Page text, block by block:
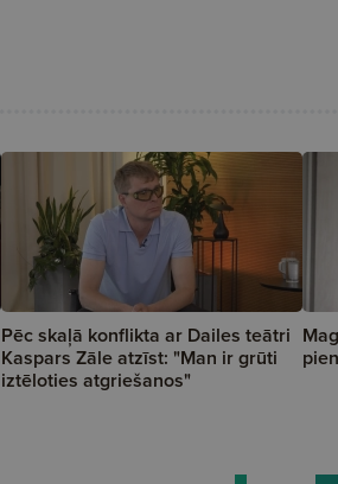
Pēc skaļā konflikta ar Dailes teātri
Kaspars Zāle atzīst: "Man ir grūti
iztēloties atgriešanos"